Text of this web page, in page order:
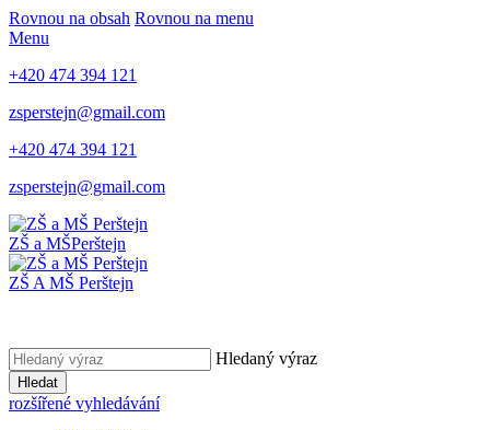
Rovnou na obsah Rovnou na menu
Menu
+420 474 394 121
zsperstejn@gmail.com
+420 474 394 121
zsperstejn@gmail.com
ZŠ a MŠPerštejn
ZŠ A MŠ Perštejn
Hledaný výraz
Hledat
rozšířené vyhledávání